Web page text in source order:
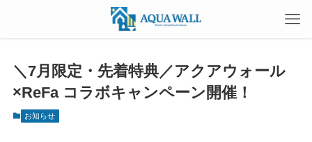
＼7月限定・先着特典／アクアウォール
×ReFa コラボキャンペーン開催！
お知らせ